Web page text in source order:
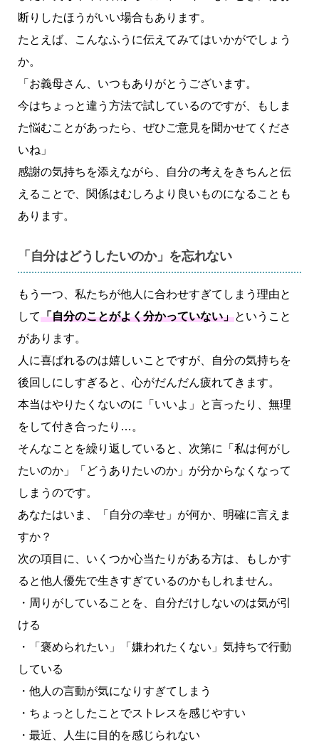
断りしたほうがいい場合もあります。
たとえば、こんなふうに伝えてみてはいかがでしょう
か。
「お義母さん、いつもありがとうございます。
今はちょっと違う方法で試しているのですが、もしま
た悩むことがあったら、ぜひご意見を聞かせてくださ
いね」
感謝の気持ちを添えながら、自分の考えをきちんと伝
えることで、関係はむしろより良いものになることも
あります。
「自分はどうしたいのか」を忘れない
もう一つ、私たちが他人に合わせすぎてしまう理由と
して「自分のことがよく分かっていない」ということ
があります。
人に喜ばれるのは嬉しいことですが、自分の気持ちを
後回しにしすぎると、心がだんだん疲れてきます。
本当はやりたくないのに「いいよ」と言ったり、無理
をして付き合ったり…。
そんなことを繰り返していると、次第に「私は何がし
たいのか」「どうありたいのか」が分からなくなって
しまうのです。
あなたはいま、「自分の幸せ」が何か、明確に言えま
すか？
次の項目に、いくつか心当たりがある方は、もしかす
ると他人優先で生きすぎているのかもしれません。
・周りがしていることを、自分だけしないのは気が引
ける
・「褒められたい」「嫌われたくない」気持ちで行動
している
・他人の言動が気になりすぎてしまう
・ちょっとしたことでストレスを感じやすい
・最近、人生に目的を感じられない